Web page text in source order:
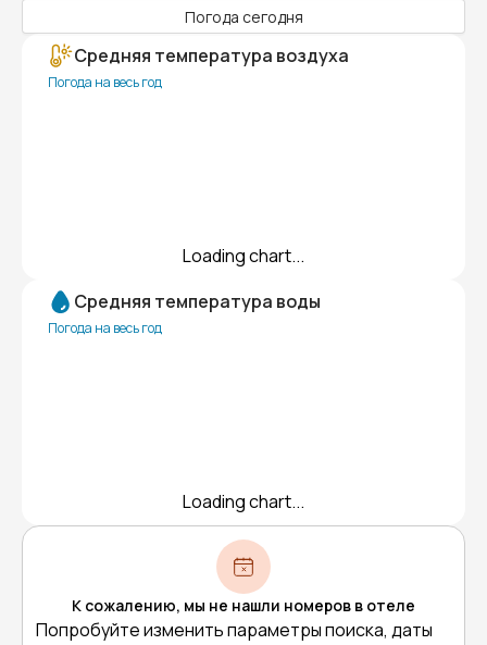
Погода сегодня
Средняя температура воздуха
Погода на весь год
Loading chart...
Средняя температура воды
Погода на весь год
Loading chart...
К сожалению, мы не нашли номеров в отеле
Попробуйте изменить параметры поиска, даты